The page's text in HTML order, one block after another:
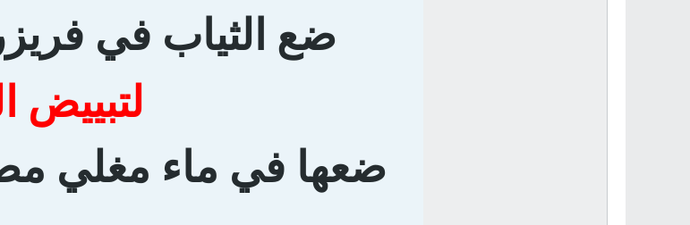
ضع الثياب في
لتبييض
ضعها في ماء مغلي